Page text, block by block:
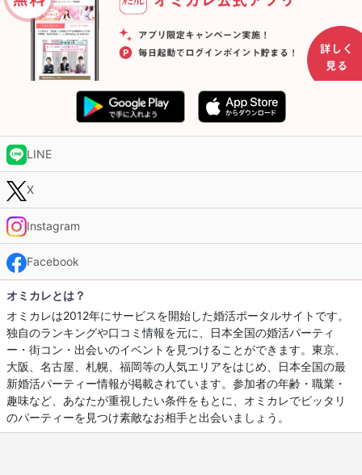
LINE
X
Instagram
Facebook
オミカレとは？
オミカレは2012年にサービスを開始した婚活ポータルサイトです。
独自のランキングや口コミ情報を元に、日本全国の婚活パーティ
ー・街コン・出会いのイベントを見つけることができます。東京、
大阪、名古屋、札幌、福岡等の人気エリアをはじめ、日本全国の最
新婚活パーティー情報が掲載されています。参加者の年齢・職業・
趣味など、あなたが重視したい条件をもとに、オミカレでピッタリ
のパーティーを見つけ素敵なお相手と出会いましょう。